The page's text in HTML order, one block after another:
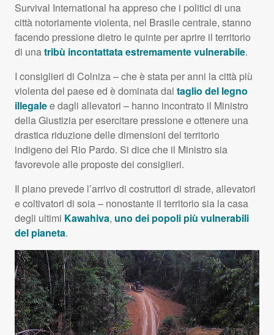
Survival International ha appreso che i politici di una
città notoriamente violenta, nel Brasile centrale, stanno
facendo pressione dietro le quinte per aprire il territorio
di unatribù incontattata estremamente vulnerabile.
I consiglieri di Colniza – che è stata per anni la città più
violenta del paese ed è dominata dal taglio del legno
illegalee dagli allevatori – hanno incontrato il Ministro
della Giustizia per esercitare pressione e ottenere una
drastica riduzione delle dimensioni del territorio
indigeno del Rio Pardo. Si dice che il Ministro sia
favorevole alle proposte dei consiglieri.
Il piano prevede l’arrivo di costruttori di strade, allevatori
e coltivatori di soia – nonostante il territorio sia la casa
degli ultimi Kawahiva, uno dei popoli più vulnerabili
del pianeta.